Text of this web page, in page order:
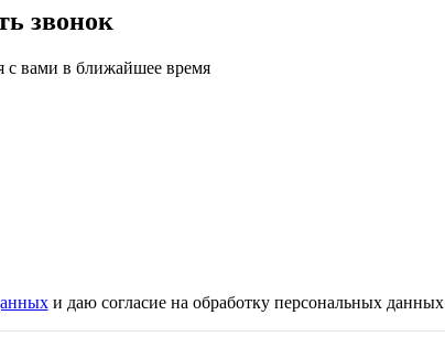
звонок
с вами в ближайшее время
и даю согласие на обработку персональных данных